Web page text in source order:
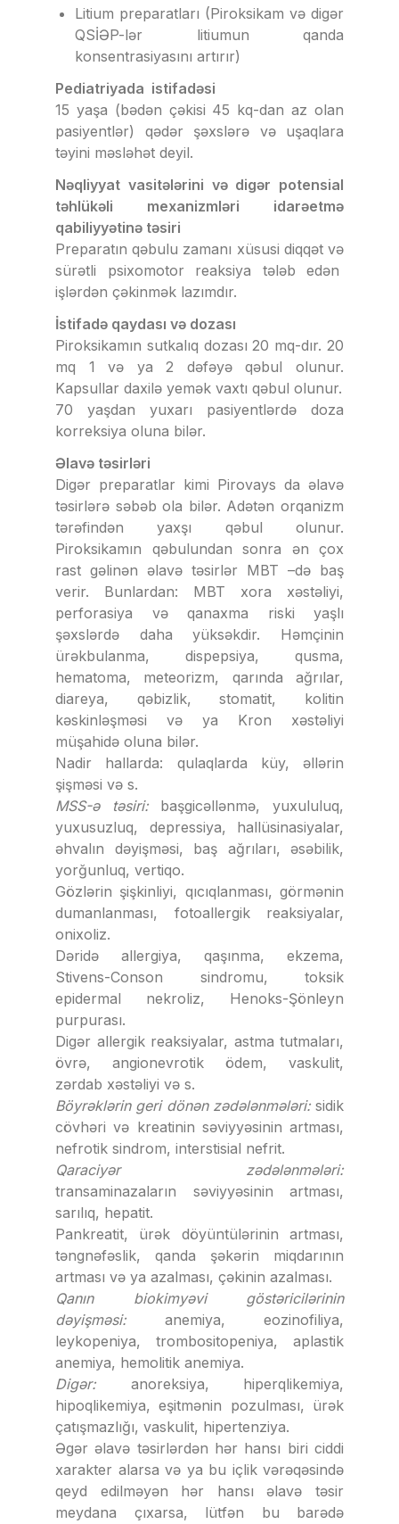
Litium preparatları (Piroksikam və digər
QSİƏP-lər litiumun qanda
konsentrasiyasını artırır)
Pediatriyada istifadəsi
15 yaşa (bədən çəkisi 45 kq-dan az olan
pasiyentlər) qədər şəxslərə və uşaqlara
təyini məsləhət deyil.
Nəqliyyat vasitələrini və digər potensial
təhlükəli mexanizmləri idarəetmə
qabiliyyətinə təsiri
Preparatın qəbulu zamanı xüsusi diqqət və
sürətli psixomotor reaksiya tələb edən
işlərdən çəkinmək lazımdır.
İstifadə qaydası və dozası
Piroksikamın sutkalıq dozası 20 mq-dır. 20
mq 1 və ya 2 dəfəyə qəbul olunur.
Kapsullar daxilə yemək vaxtı qəbul olunur.
70 yaşdan yuxarı pasiyentlərdə doza
korreksiya oluna bilər.
Əlavə təsirləri
Digər preparatlar kimi Pirovays da əlavə
təsirlərə səbəb ola bilər. Adətən orqanizm
tərəfindən yaxşı qəbul olunur.
Piroksikamın qəbulundan sonra ən çox
rast gəlinən əlavə təsirlər MBT –də baş
verir. Bunlardan: MBT xora xəstəliyi,
perforasiya və qanaxma riski yaşlı
şəxslərdə daha yüksəkdir. Həmçinin
ürəkbulanma, dispepsiya, qusma,
hematoma, meteorizm, qarında ağrılar,
diareya, qəbizlik, stomatit, kolitin
kəskinləşməsi və ya Kron xəstəliyi
müşahidə oluna bilər.
Nadir hallarda: qulaqlarda küy, əllərin
şişməsi və s.
MSS-ə təsiri:başgicəllənmə, yuxululuq,
yuxusuzluq, depressiya, hallüsinasiyalar,
əhvalın dəyişməsi, baş ağrıları, əsəbilik,
yorğunluq, vertiqo.
Gözlərin şişkinliyi, qıcıqlanması, görmənin
dumanlanması, fotoallergik reaksiyalar,
onixoliz.
Dəridə allergiya, qaşınma, ekzema,
Stivens-Conson sindromu, toksik
epidermal nekroliz, Henoks-Şönleyn
purpurası.
Digər allergik reaksiyalar, astma tutmaları,
övrə, angionevrotik ödem, vaskulit,
zərdab xəstəliyi və s.
Böyrəklərin geri dönən zədələnmələri:sidik
cövhəri və kreatinin səviyyəsinin artması,
nefrotik sindrom, interstisial nefrit.
Qaraciyər zədələnmələri:
transaminazaların səviyyəsinin artması,
sarılıq, hepatit.
Pankreatit, ürək döyüntülərinin artması,
təngnəfəslik, qanda şəkərin miqdarının
artması və ya azalması, çəkinin azalması.
Qanın biokimyəvi göstəricilərinin
dəyişməsi: anemiya, eozinofiliya,
leykopeniya, trombositopeniya, aplastik
anemiya, hemolitik anemiya.
Digər: anoreksiya, hiperqlikemiya,
hipoqlikemiya, eşitmənin pozulması, ürək
çatışmazlığı, vaskulit, hipertenziya.
Əgər əlavə təsirlərdən hər hansı biri ciddi
xarakter alarsa və ya bu içlik vərəqəsində
qeyd edilməyən hər hansı əlavə təsir
meydana çıxarsa, lütfən bu barədə